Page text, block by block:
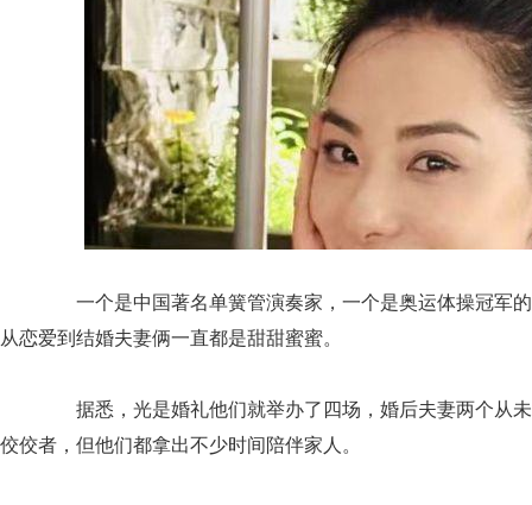
一个是中国著名单簧管演奏家，一个是奥运体操冠军
从恋爱到结婚夫妻俩一直都是甜甜蜜蜜。
据悉，光是婚礼他们就举办了四场，婚后夫妻两个从
佼佼者，但他们都拿出不少时间陪伴家人。